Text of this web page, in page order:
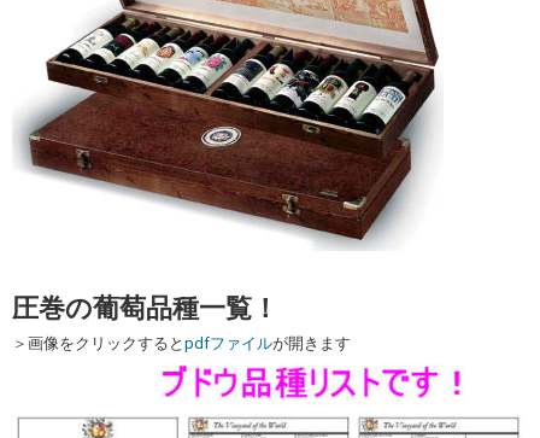
圧巻の葡萄品種一覧！
＞画像をクリックすると pdfファイルが開きます